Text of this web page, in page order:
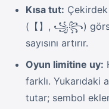
Kısa tut:
(【】, ꧁꧂)
sayısını artırır.
Oyun limitine uy:
farklı.
tutar; sembol